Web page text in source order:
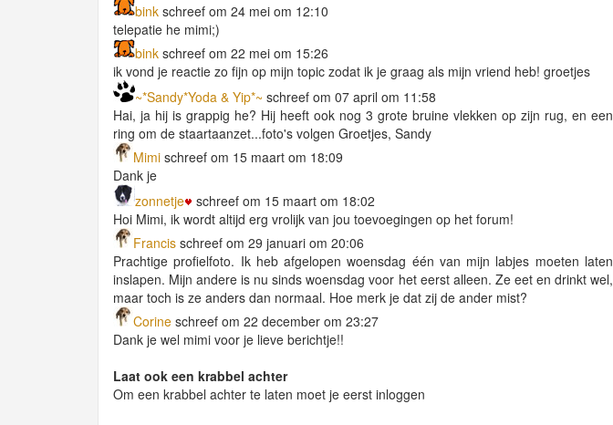
bink schreef om 24 mei om 12:10
telepatie he mimi;)
bink schreef om 22 mei om 15:26
ik vond je reactie zo fijn op mijn topic zodat ik je graag als mijn vriend heb! groetjes
~*Sandy*Yoda & Yip*~ schreef om 07 april om 11:58
Hai, ja hij is grappig he? Hij heeft ook nog 3 grote bruine vlekken op zijn rug, en een
ring om de staartaanzet...foto's volgen Groetjes, Sandy
Mimi schreef om 15 maart om 18:09
Dank je
zonnetje
schreef om 15 maart om 18:02
Hoi Mimi, ik wordt altijd erg vrolijk van jou toevoegingen op het forum!
Francis schreef om 29 januari om 20:06
Prachtige profielfoto. Ik heb afgelopen woensdag één van mijn labjes moeten laten
inslapen. Mijn andere is nu sinds woensdag voor het eerst alleen. Ze eet en drinkt wel,
maar toch is ze anders dan normaal. Hoe merk je dat zij de ander mist?
Corine schreef om 22 december om 23:27
Dank je wel mimi voor je lieve berichtje!!
Laat ook een krabbel achter
Om een krabbel achter te laten moet je eerst inloggen